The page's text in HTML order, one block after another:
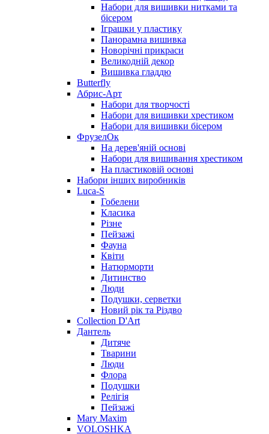
Набори для вишивки нитками та
бісером
Іграшки у пластику
Панорамна вишивка
Новорічні прикраси
Великодній декор
Вишивка гладдю
Butterfly
Абрис-Арт
Набори для творчості
Набори для вишивки хрестиком
Набори для вишивки бісером
ФрузелОк
На дерев'яній основі
Набори для вишивання хрестиком
На пластиковій основі
Набори інших виробників
Luca-S
Гобелени
Класика
Різне
Пейзажі
Фауна
Квіти
Натюрморти
Дитинство
Люди
Подушки, серветки
Новий рік та Різдво
Collection D'Art
Дантель
Дитяче
Тварини
Люди
Флора
Подушки
Релігія
Пейзажі
Mary Maxim
VOLOSHKA